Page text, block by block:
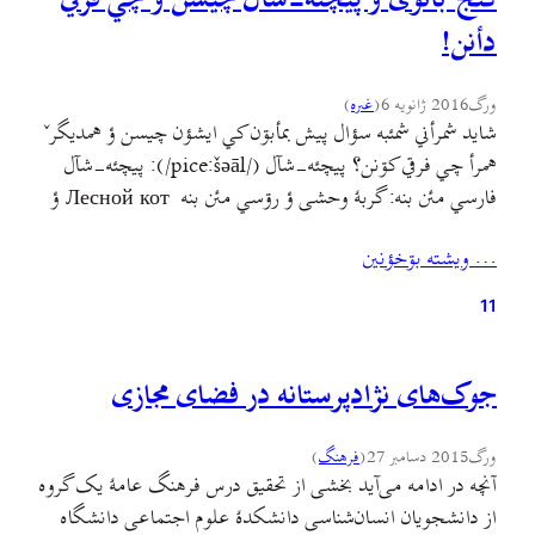
دأنن!
ورگ2016 ژانویه 6 (غىره)
شاید شمرأني شمئبه سؤال پيش بمأبۊن کي ايشؤن چيسن ؤ همديگرˇ
همرأ چي فرقي کۊنن؟ پيچئه-شآل (/pice:šəāl/): پيچئه-شآل
فارسي مئن بنه: گربهٔ وحشی ؤ رۊسي مئن بنه Лесной кот ؤ
… ويشته بۊخؤنين
11
جوک‌های نژادپرستانه در فضای مجازی
ورگ2015 دسامبر 27 (فرهنگ)
آنچه در ادامه می‌آید بخشی از تحقیق درس فرهنگ عامهٔ یک گروه
از دانشجویان انسان‌شناسی دانشکدهٔ علوم اجتماعی دانشگاه